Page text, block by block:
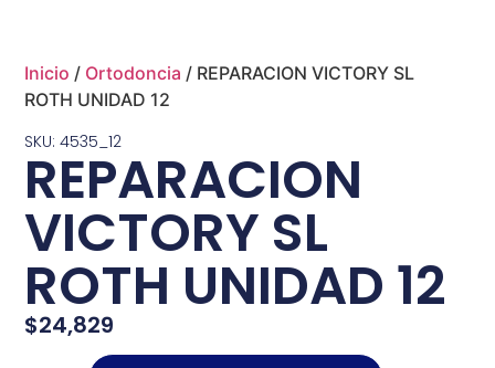
Inicio / Ortodoncia / REPARACION VICTORY SL
ROTH UNIDAD 12
SKU: 4535_12
REPARACION
VICTORY SL
ROTH UNIDAD 12
$24,829